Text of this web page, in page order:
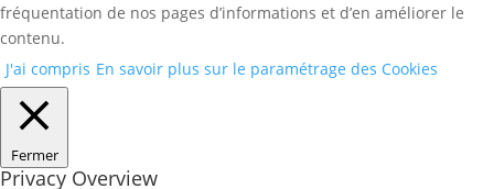
fréquentation de nos pages d’informations et d’en améliorer le
contenu.
J'ai compris En savoir plus sur le paramétrage des Cookies
Fermer
Privacy Overview